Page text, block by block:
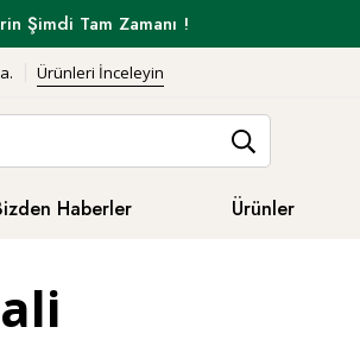
Şimdi Tam Zamanı !
Ürünleri İnceleyin
Haberler Ürünler